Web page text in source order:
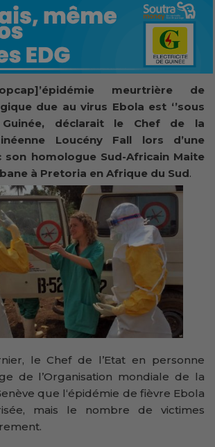
meurtrière de
due au virus Ebola est ‘’sous
Guinée, déclarait le Chef de la
Loucény Fall lors d’une
son homologue Sud-Africain Maite
à Pretoria en Afrique du Sud.
le Chef de l’Etat en personne
de l’Organisation mondiale de la
que l‘épidémie de fièvre Ebola
mais le nombre de victimes